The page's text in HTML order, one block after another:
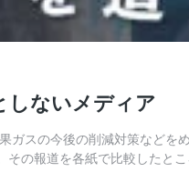
しないメディア
の今後の削減対策などを
その報道を各紙で比較したと